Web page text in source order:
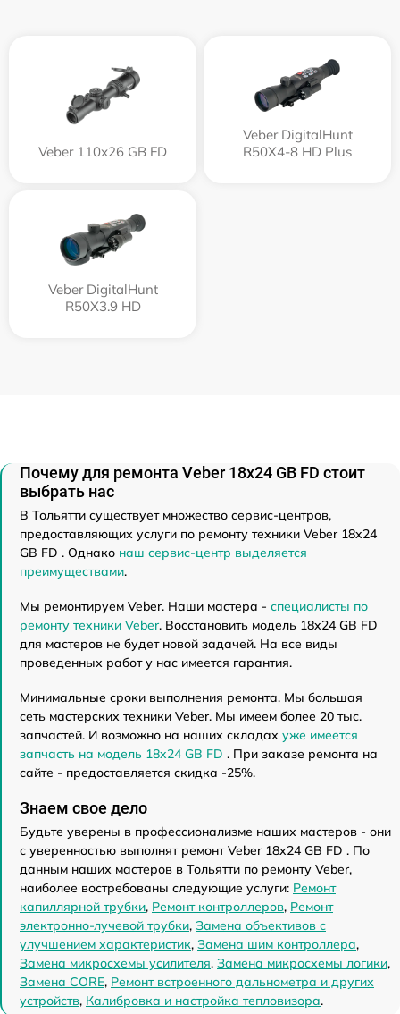
Veber 110х26 GB FD
Veber DigitalHunt
R50X4-8 HD Plus
Veber DigitalHunt
R50X3.9 HD
Почему для ремонта Veber 18x24 GB FD стоит
выбрать нас
В Тольятти существует множество сервис-центров,
предоставляющих услуги по ремонту техники Veber 18x24
GB FD . Однако наш сервис-центр выделяется
преимуществами.
Мы ремонтируем Veber. Наши мастера - специалисты по
ремонту техники Veber. Восстановить модель 18x24 GB FD
для мастеров не будет новой задачей. На все виды
проведенных работ у нас имеется гарантия.
Минимальные сроки выполнения ремонта. Мы большая
сеть мастерских техники Veber. Мы имеем более 20 тыс.
запчастей. И возможно на наших складах уже имеется
запчасть на модель 18x24 GB FD . При заказе ремонта на
сайте - предоставляется скидка -25%.
Знаем свое дело
Будьте уверены в профессионализме наших мастеров - они
с уверенностью выполнят ремонт Veber 18x24 GB FD . По
данным наших мастеров в Тольятти по ремонту Veber,
наиболее востребованы следующие услуги: Ремонт
капиллярной трубки, Ремонт контроллеров, Ремонт
электронно-лучевой трубки, Замена объективов с
улучшением характеристик, Замена шим контроллера,
Замена микросхемы усилителя, Замена микросхемы логики,
Замена CORE, Ремонт встроенного дальнометра и других
устройств, Калибровка и настройка тепловизора.